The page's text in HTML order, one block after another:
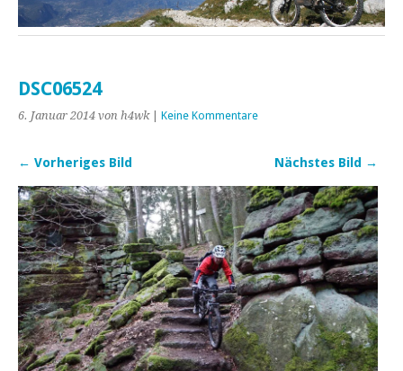
DSC06524
6. Januar 2014 von h4wk| Keine Kommentare
← Vorheriges Bild Nächstes Bild →